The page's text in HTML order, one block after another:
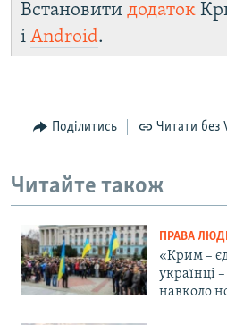
Встановити додаток
і Android.
Поділитись Читати без
Читайте також
ПРАВА
«Крим –
українці
навколо